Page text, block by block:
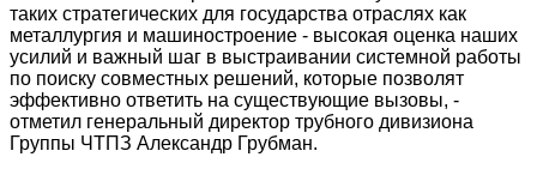
таких стратегических для государства отраслях как
металлургия и машиностроение - высокая оценка наших
усилий и важный шаг в выстраивании системной работы
по поиску совместных решений, которые позволят
эффективно ответить на существующие вызовы, -
отметил генеральный директор трубного дивизиона
Группы ЧТПЗ Александр Грубман.